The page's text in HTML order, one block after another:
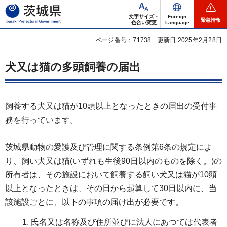
茨城県
文字サイズ・
色合い変更
Foreign
Language
緊急情報
ページ番号：71738 更新日:2025年2月28日
犬又は猫の多頭飼養の届出
飼養する犬又は猫が10頭以上となったときの届出の受付事
務を行っています。
茨城県動物の愛護及び管理に関する条例第6条の規定によ
り、飼い犬又は猫(いずれも生後90日以内のものを除く。)の
所有者は、その施設において飼養する飼い犬又は猫が10頭
以上となったときは、その日から起算して30日以内に、当
該施設ごとに、以下の事項の届け出が必要です。
氏名又は名称及び住所並びに法人にあつては代表者